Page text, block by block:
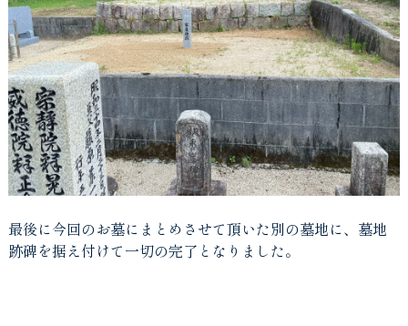
最後に今回のお墓にまとめさせて頂いた別の墓地に、墓地
跡碑を据え付けて一切の完了となりました。